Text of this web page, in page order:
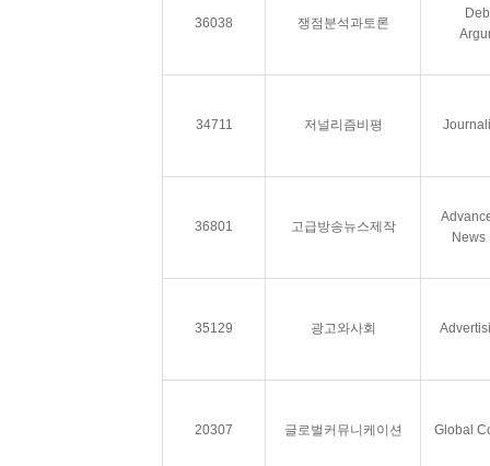
36038 쟁점분석과토론
34711 저널리즘비평
36801 고급방송뉴스제작
News
35129 광고와사회
20307 글로벌커뮤니케이션 Global